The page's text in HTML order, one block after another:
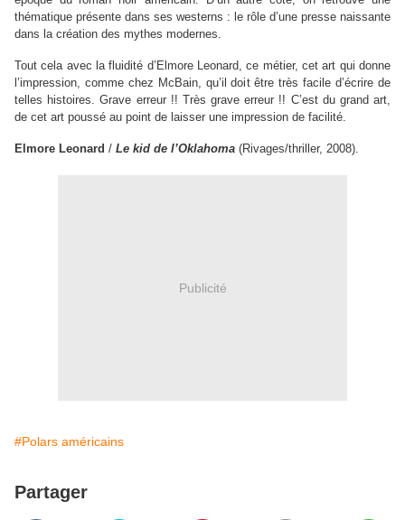
thématique présente dans ses westerns : le rôle d’une presse naissante
dans la création des mythes modernes.
Tout cela avec la fluidité d’Elmore Leonard, ce métier, cet art qui donne
l’impression, comme chez McBain, qu’il doit être très facile d’écrire de
telles histoires. Grave erreur !! Très grave erreur !! C’est du grand art,
de cet art poussé au point de laisser une impression de facilité.
Elmore Leonard / Le kid de l’Oklahoma (Rivages/thriller, 2008).
Publicité
#Polars américains
Partager